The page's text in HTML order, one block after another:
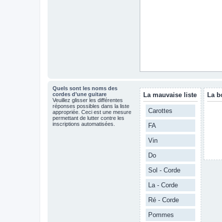
Quels sont les noms des
cordes d’une guitare
Veuillez glisser les différentes
réponses possibles dans la liste
appropriée. Ceci est une mesure
permettant de lutter contre les
inscriptions automatisées.
La mauvaise liste
Carottes
FA
Vin
Do
Sol - Corde
La - Corde
Ré - Corde
Pommes
La